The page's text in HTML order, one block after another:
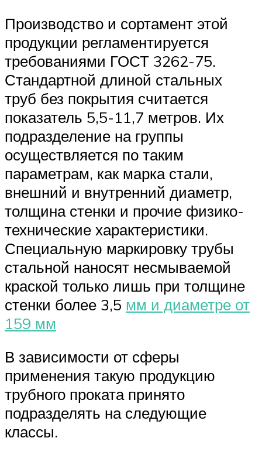
Производство и сортамент этой
продукции регламентируется
требованиями ГОСТ 3262-75.
Стандартной длиной стальных
труб без покрытия считается
показатель 5,5-11,7 метров. Их
подразделение на группы
осуществляется по таким
параметрам, как марка стали,
внешний и внутренний диаметр,
толщина стенки и прочие физико-
технические характеристики.
Специальную маркировку трубы
стальной наносят несмываемой
краской только лишь при толщине
стенки более 3,5 мм и диаметре от
159 мм
В зависимости от сферы
применения такую продукцию
трубного проката принято
подразделять на следующие
классы.